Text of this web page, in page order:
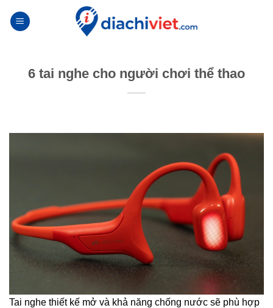
6 tai nghe cho người chơi thể thao
Tai nghe thiết kế mở và khả năng chống nước sẽ phù hợp